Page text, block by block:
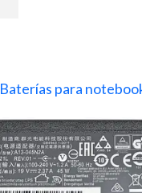
Baterías para